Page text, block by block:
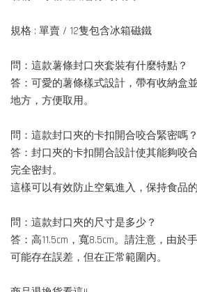
規格 : 單賣 / 12隻包含冰箱磁鐵
問：這款薯條封口夾套裝有什麼特點？
答：可愛的薯條樣式設計，帶有收納盒
地方，方便取用。
問：這款封口夾的卡扣開合咬合緊密嗎？
答：封口夾的卡扣開合設計使其能夠咬
完全密封。
這樣可以有效防止空氣進入，保持食品
問：這款封口夾的尺寸是多少？
答：高11.5cm，寬8.5cm。請注意，由於
可能存在誤差，但在正常範圍內。